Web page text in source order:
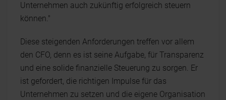
Unternehmen auch zukünftig erfolgreich steuern
können."
Diese steigenden Anforderungen treffen vor allem
den CFO, denn es ist seine Aufgabe, für Transparenz
und eine solide finanzielle Steuerung zu sorgen. Er
ist gefordert, die richtigen Impulse für das
Unternehmen zu setzen und die eigene Organisation